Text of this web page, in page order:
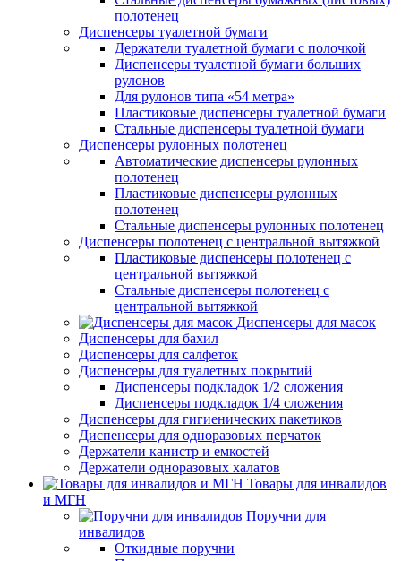
полотенец
Диспенсеры туалетной бумаги
Держатели туалетной бумаги с полочкой
Диспенсеры туалетной бумаги больших
рулонов
Для рулонов типа «54 метра»
Пластиковые диспенсеры туалетной бумаги
Стальные диспенсеры туалетной бумаги
Диспенсеры рулонных полотенец
Автоматические диспенсеры рулонных
полотенец
Пластиковые диспенсеры рулонных
полотенец
Стальные диспенсеры рулонных полотенец
Диспенсеры полотенец с центральной вытяжкой
Пластиковые диспенсеры полотенец с
центральной вытяжкой
Стальные диспенсеры полотенец с
центральной вытяжкой
Диспенсеры для масок
Диспенсеры для бахил
Диспенсеры для салфеток
Диспенсеры для туалетных покрытий
Диспенсеры подкладок 1/2 сложения
Диспенсеры подкладок 1/4 сложения
Диспенсеры для гигиенических пакетиков
Диспенсеры для одноразовых перчаток
Держатели канистр и емкостей
Держатели одноразовых халатов
Товары для инвалидов
и МГН
Поручни для
инвалидов
Откидные поручни